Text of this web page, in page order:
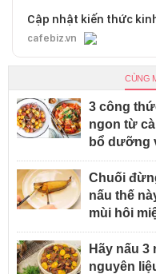
Cập nhật kiến thức
cafebiz.vn
CÙNG
3 công
ngon từ
bổ dưỡng
Chuối
nấu thế
mùi hôi
Hãy nấu
nguyên